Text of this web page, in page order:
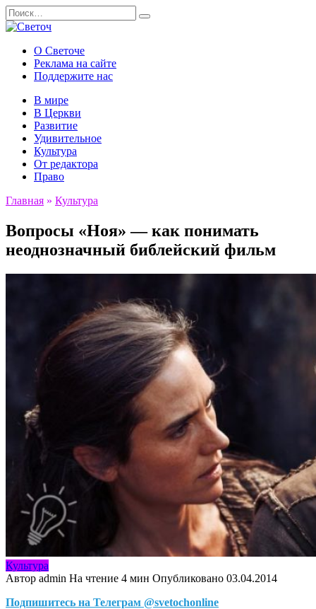
Перейти
к
Search
for:
О Светоче
Реклама на сайте
Поддержите нас
В мире
В Церкви
Развитие
Удивительное
Культура
От редактора
Право
Главная » Культура
Вопросы «Ноя» — как понимать
неоднозначный библейский фильм
Культура
Автор admin На чтение 4 мин Опубликовано 03.04.2014
Подпишитесь на Телеграм @svetochonline